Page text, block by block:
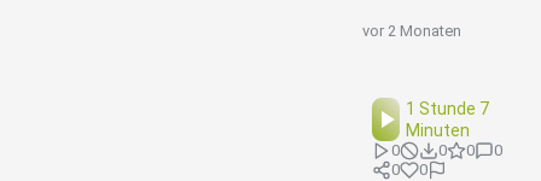
vor 2 Monaten
1 Stunde 7
Minuten
0 0 0
0
0
0